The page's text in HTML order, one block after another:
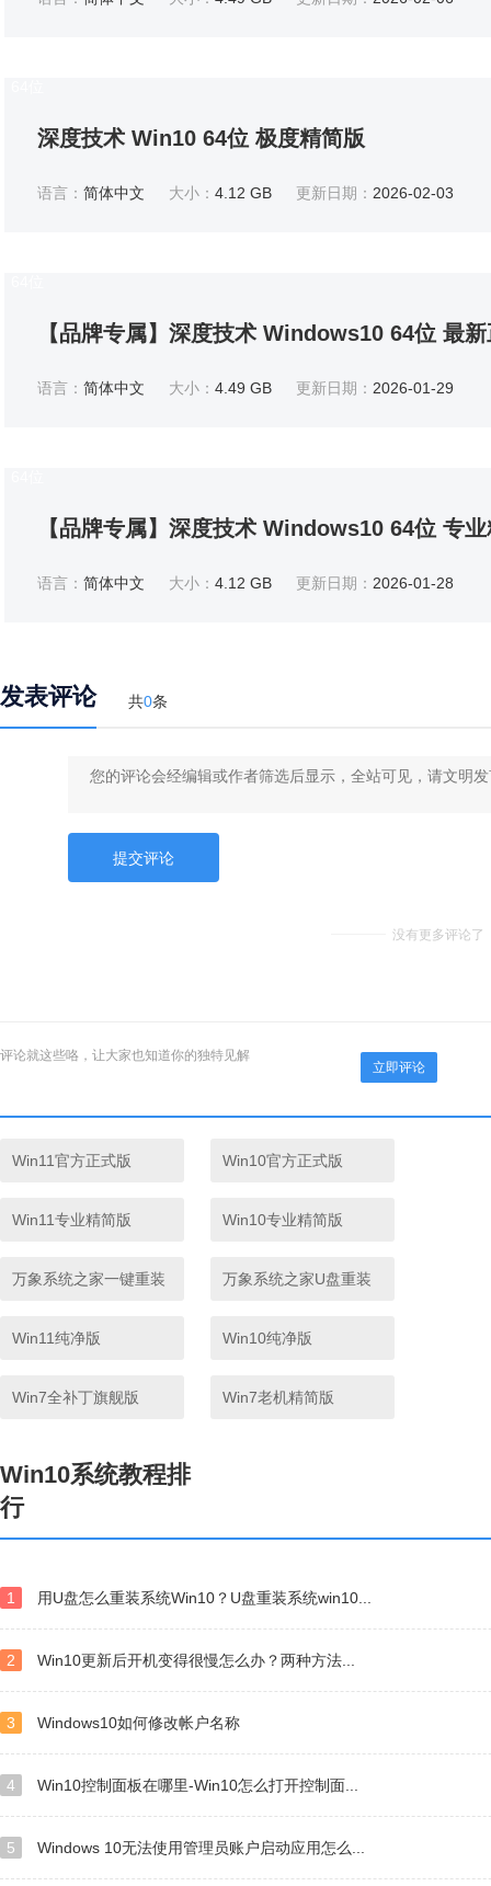
深度技术 Win10 64位 极度精简版
语言： 简体中文 大小： 4.12 GB 更新日期： 2026-02-03
【品牌专属】深度技术 Windows10 64位 最
语言： 简体中文 大小： 4.49 GB 更新日期： 2026-01-29
【品牌专属】深度技术 Windows10 64位 专
语言： 简体中文 大小： 4.12 GB 更新日期： 2026-01-28
发表评论 共0条
没有更多评论了
评论就这些咯，让大家也知道你的独特见解
立即评论
Win11官方正式版 Win10官方正式版
Win11专业精简版 Win10专业精简版
万象系统之家一键重装 万象系统之家U盘重装
Win11纯净版 Win10纯净版
Win7全补丁旗舰版 Win7老机精简版
Win10系统教程排
行
1 用U盘怎么重装系统Win10？U盘重装系统win10...
2 Win10更新后开机变得很慢怎么办？两种方法...
3 Windows10如何修改帐户名称
4 Win10控制面板在哪里-Win10怎么打开控制面...
5 Windows 10无法使用管理员账户启动应用怎么...